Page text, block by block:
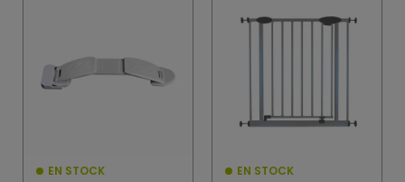
EN STOCK EN STOCK